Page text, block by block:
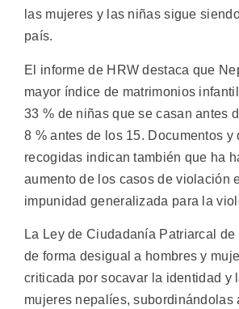
las mujeres y las niñas sigue
país.
El informe de HRW destaca que
mayor índice de matrimonios
33 % de niñas que se casan antes
8 % antes de los 15. Documentos y
recogidas indican también que ha
aumento de los casos de violación
impunidad generalizada para la
La Ley de Ciudadanía Patriarcal de
de forma desigual a hombres y
criticada por socavar la identidad y
mujeres nepalíes, subordinándolas